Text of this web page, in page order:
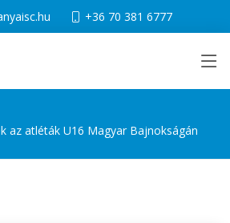
+36 70 381 6777
az atléták U16 Magyar Bajnokságán